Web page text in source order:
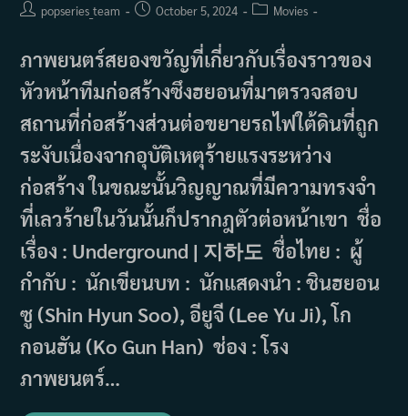
Postpopseries_team
PostOctober 5, 2024
PostMovies
ภาพยนตร์สยองขวัญที่เกี่ยวกับเรื่องราวของ
หัวหน้าทีมก่อสร้างซึงฮยอนที่มาตรวจสอบ
สถานที่ก่อสร้างส่วนต่อขยายรถไฟใต้ดินที่ถูก
ระงับเนื่องจากอุบัติเหตุร้ายแรงระหว่าง
ก่อสร้าง ในขณะนั้นวิญญาณที่มีความทรงจำ
ที่เลวร้ายในวันนั้นก็ปรากฎตัวต่อหน้าเขา ชื่อ
เรื่อง : Underground | 지하도 ชื่อไทย : ผู้
กำกับ : นักเขียนบท : นักแสดงนำ : ชินฮยอน
ซู (Shin Hyun Soo), อียูจี (Lee Yu Ji), โก
กอนฮัน (Ko Gun Han) ช่อง : โรง
ภาพยนตร์…